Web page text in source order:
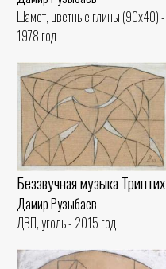
Шамот, цветные глины (90x40) -
1978 год
Беззвучная музыка Триптих
Дамир Рузыбаев
ДВП, уголь - 2015 год